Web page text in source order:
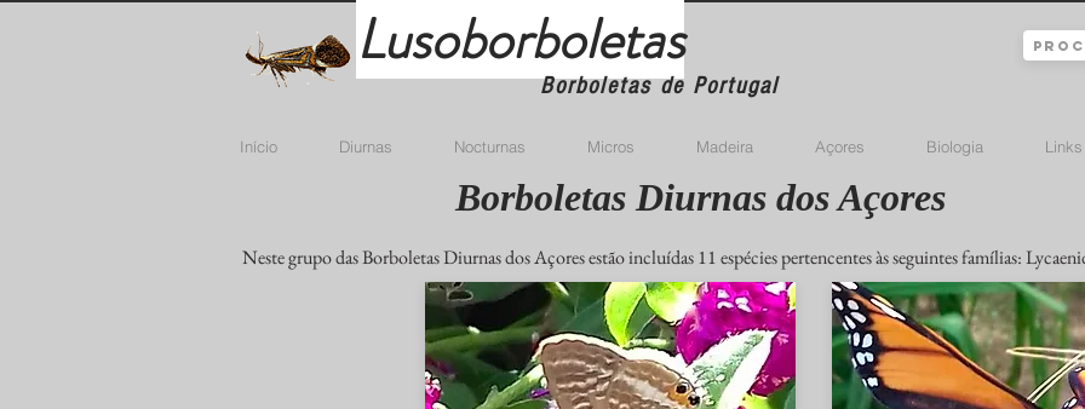
Lusoborboletas
Borboletas de Portugal
Início Diurnas Nocturnas Micros Madeira Açores Biologia Links
Borboletas Diurnas dos Açores
Neste grupo das Borboletas Diurnas dos Açores estão incluídas 11 espécies pertencentes às seguintes famílias: